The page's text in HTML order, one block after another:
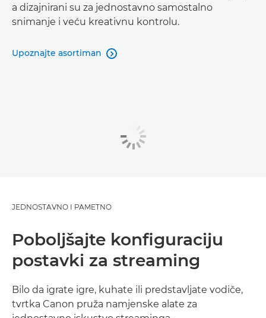
a dizajnirani su za jednostavno samostalno
snimanje i veću kreativnu kontrolu.
Upoznajte asortiman 
JEDNOSTAVNO I PAMETNO
Poboljšajte konfiguraciju
postavki za streaming
Bilo da igrate igre, kuhate ili predstavljate vodiče,
tvrtka Canon pruža namjenske alate za